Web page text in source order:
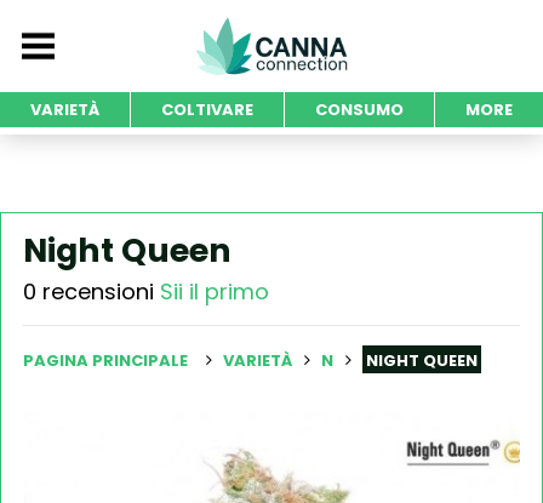
VARIETÀ COLTIVARE CONSUMO MORE
Night Queen
0 recensioni Sii il primo
PAGINA PRINCIPALE VARIETÀ N NIGHT QUEEN